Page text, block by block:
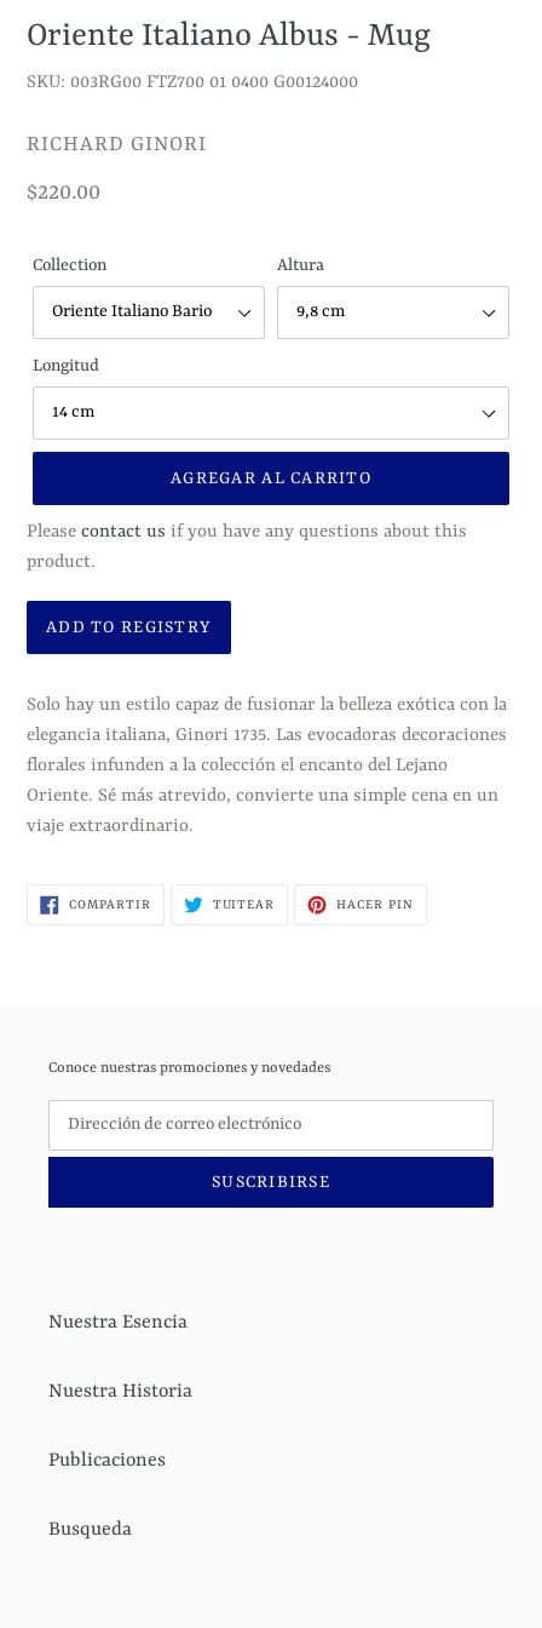
Oriente Italiano Albus - Mug
SKU: 003RG00 FTZ700 01 0400 G00124000
VENDEDOR
RICHARD GINORI
Precio
$220.00
Collection Altura
Longitud
AGREGAR AL CARRITO
Please contact us if you have any questions about this
product.
el
producto
a
tu
carrito
Solo hay un estilo capaz de fusionar la belleza exótica con la
elegancia italiana, Ginori 1735. Las evocadoras decoraciones
florales infunden a la colección el encanto del Lejano
Oriente. Sé más atrevido, convierte una simple cena en un
viaje extraordinario.
COMPARTIR COMPARTIRTUITEAR TUITEARHACER PINPINEAR
Conoce nuestras promociones y novedades
SUSCRIBIRSE
Nuestra Esencia
Nuestra Historia
Publicaciones
Busqueda